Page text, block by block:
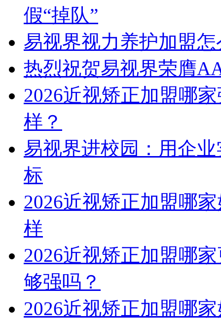
假“掉队”
易视界视力养护加盟
热烈祝贺易视界荣膺
2026近视矫正加盟哪
样？
易视界进校园：用企
标
2026近视矫正加盟哪
样
2026近视矫正加盟哪
够强吗？
2026近视矫正加盟哪